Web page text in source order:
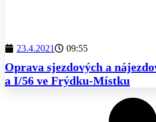
23.4.2021 09:55
Oprava sjezdových a
a I/56 ve Frýdku-Místku